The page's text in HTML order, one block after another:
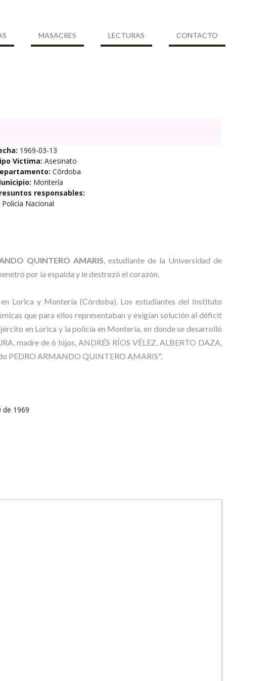
MASACRES LECTURAS CONTACTO
1969-03-13
Victima: Asesinato
Córdoba
Montería
responsables:
Policía Nacional
QUINTERO AMARIS, estudiante de la Universidad de
por la espalda y le destrozó el corazón.
Lorica y Montería (Córdoba). Los estudiantes del Instituto
que para ellos representaban y exigían solución al déficit
en Lorica y la policía en Montería, en donde se desarrolló
madre de 6 hijos, ANDRÉS RÍOS VÉLEZ, ALBERTO DAZA,
PEDRO ARMANDO QUINTERO AMARIS".
de 1969